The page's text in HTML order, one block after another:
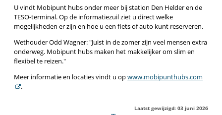
U vindt Mobipunt hubs onder meer bij station Den Helder en de
TESO-terminal. Op de informatiezuil ziet u direct welke
mogelijkheden er zijn en hoe u een fiets of auto kunt reserveren.
Wethouder Odd Wagner: Juist in de zomer zijn veel mensen extra
onderweg. Mobipunt hubs maken het makkelijker om slim en
flexibel te reizen.
Meer informatie en locaties vindt u opwww.mobipunthubs.com
.
Laatst gewijzigd: 03 juni 2026